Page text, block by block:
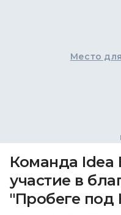
Место
Команда Idea
участие в
"Пробеге под